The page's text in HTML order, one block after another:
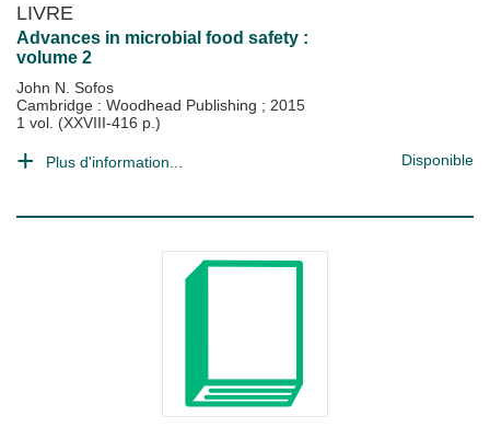
LIVRE
Advances in microbial food safety :
volume 2
John N. Sofos
Cambridge : Woodhead Publishing ; 2015
1 vol. (XXVIII-416 p.)
Plus d'information... Disponible